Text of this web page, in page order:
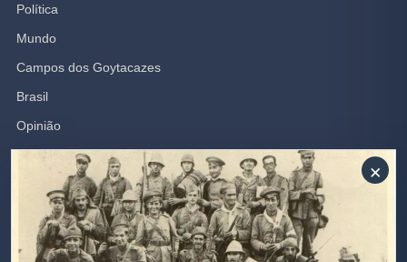
Política
Mundo
Campos dos Goytacazes
Brasil
Opinião
Rio de Janeiro
SIGA-NOS
×